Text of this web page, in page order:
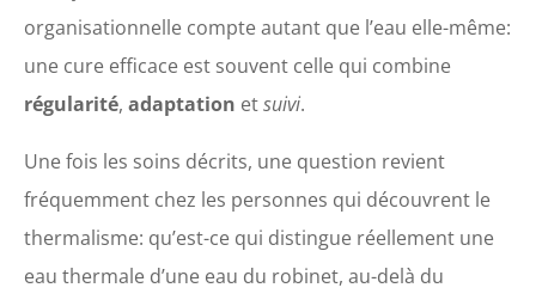
organisationnelle compte autant que l’eau elle-même:
une cure efficace est souvent celle qui combine
régularité, adaptation etsuivi.
Une fois les soins décrits, une question revient
fréquemment chez les personnes qui découvrent le
thermalisme: qu’est-ce qui distingue réellement une
eau thermale d’une eau du robinet, au-delà du